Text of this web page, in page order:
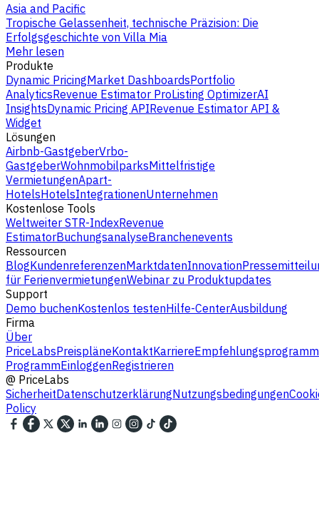
Asia and Pacific
Tropische Gelassenheit, technische Präzision: Die
Erfolgsgeschichte von Villa Mia
Mehr lesen
Produkte
Dynamic PricingMarket DashboardsPortfolio
AnalyticsRevenue Estimator ProListing OptimizerAI
InsightsDynamic Pricing APIRevenue Estimator API &
Widget
Lösungen
Airbnb-GastgeberVrbo-
GastgeberWohnmobilparksMittelfristige
VermietungenApart-
HotelsHotelsIntegrationenUnternehmen
Kostenlose Tools
Weltweiter STR-IndexRevenue
EstimatorBuchungsanalyseBranchenevents
Ressourcen
BlogKundenreferenzenMarktdatenInnovation
für FerienvermietungenWebinar zu Produktupdates
Support
Demo buchenKostenlos testenHilfe-CenterAusbildung
Firma
Über
PriceLabsPreispläneKontaktKarriereEmpfehlungsprogramm
ProgrammEinloggenRegistrieren
@ PriceLabs
SicherheitDatenschutzerklärungNutzungsbedingungen
Policy